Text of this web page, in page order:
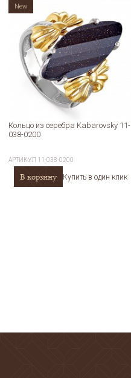
Кольцо из серебра Kabarovsky 11-
038-0200
АРТИКУЛ 11-038-0200
В корзину Купить в один клик
New